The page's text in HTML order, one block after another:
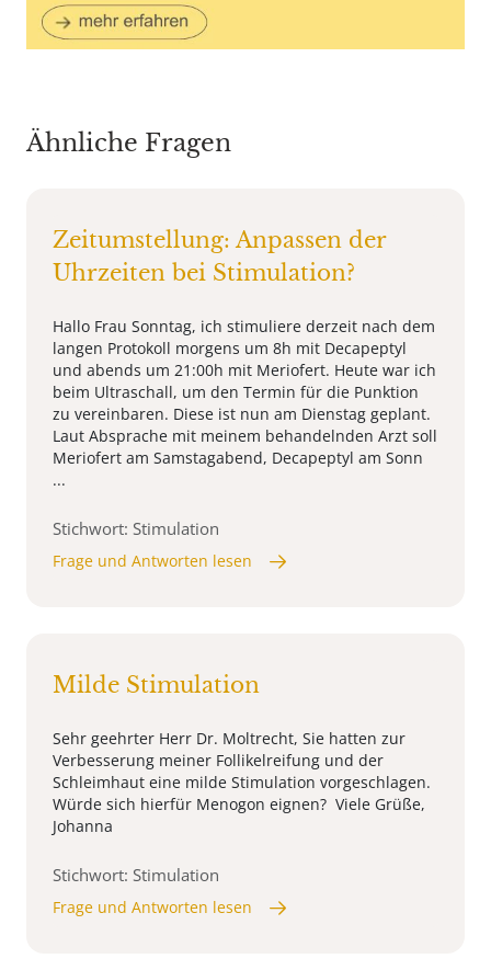
Ähnliche Fragen
Zeitumstellung: Anpassen der
Uhrzeiten bei Stimulation?
Hallo Frau Sonntag, ich stimuliere derzeit nach dem
langen Protokoll morgens um 8h mit Decapeptyl
und abends um 21:00h mit Meriofert. Heute war ich
beim Ultraschall, um den Termin für die Punktion
zu vereinbaren. Diese ist nun am Dienstag geplant.
Laut Absprache mit meinem behandelnden Arzt soll
Meriofert am Samstagabend, Decapeptyl am Sonn
...
Stichwort: Stimulation
Frage und Antworten lesen
Milde Stimulation
Sehr geehrter Herr Dr. Moltrecht, Sie hatten zur
Verbesserung meiner Follikelreifung und der
Schleimhaut eine milde Stimulation vorgeschlagen.
Würde sich hierfür Menogon eignen? Viele Grüße,
Johanna
Stichwort: Stimulation
Frage und Antworten lesen